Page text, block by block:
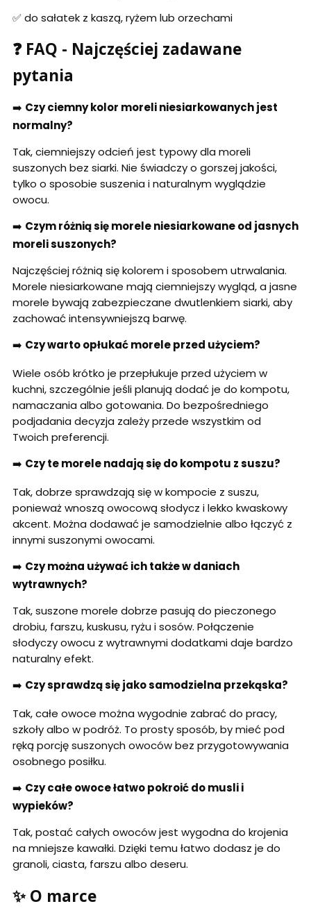
✅ do sałatek z kaszą, ryżem lub orzechami
❓ FAQ - Najczęściej zadawane
pytania
➡️ Czy ciemny kolor moreli niesiarkowanych jest
normalny?
Tak, ciemniejszy odcień jest typowy dla moreli
suszonych bez siarki. Nie świadczy o gorszej jakości,
tylko o sposobie suszenia i naturalnym wyglądzie
owocu.
➡️ Czym różnią się morele niesiarkowane od jasnych
moreli suszonych?
Najczęściej różnią się kolorem i sposobem utrwalania.
Morele niesiarkowane mają ciemniejszy wygląd, a jasne
morele bywają zabezpieczane dwutlenkiem siarki, aby
zachować intensywniejszą barwę.
➡️ Czy warto opłukać morele przed użyciem?
Wiele osób krótko je przepłukuje przed użyciem w
kuchni, szczególnie jeśli planują dodać je do kompotu,
namaczania albo gotowania. Do bezpośredniego
podjadania decyzja zależy przede wszystkim od
Twoich preferencji.
➡️ Czy te morele nadają się do kompotu z suszu?
Tak, dobrze sprawdzają się w kompocie z suszu,
ponieważ wnoszą owocową słodycz i lekko kwaskowy
akcent. Można dodawać je samodzielnie albo łączyć z
innymi suszonymi owocami.
➡️ Czy można używać ich także w daniach
wytrawnych?
Tak, suszone morele dobrze pasują do pieczonego
drobiu, farszu, kuskusu, ryżu i sosów. Połączenie
słodyczy owocu z wytrawnymi dodatkami daje bardzo
naturalny efekt.
➡️ Czy sprawdzą się jako samodzielna przekąska?
Tak, całe owoce można wygodnie zabrać do pracy,
szkoły albo w podróż. To prosty sposób, by mieć pod
ręką porcję suszonych owoców bez przygotowywania
osobnego posiłku.
➡️ Czy całe owoce łatwo pokroić do musli i
wypieków?
Tak, postać całych owoców jest wygodna do krojenia
na mniejsze kawałki. Dzięki temu łatwo dodasz je do
granoli, ciasta, farszu albo deseru.
✨ O marce